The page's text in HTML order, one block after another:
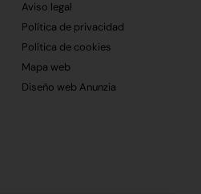
Aviso legal
Política de privacidad
Política de cookies
Mapa web
Diseño web Anunzia